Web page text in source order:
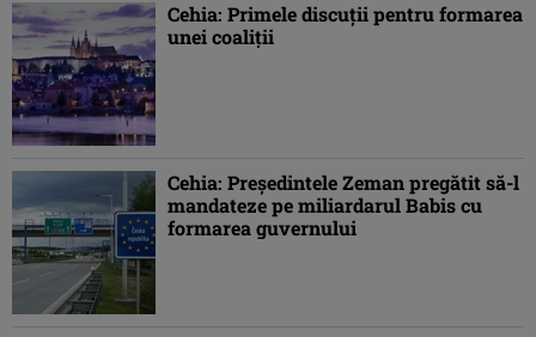
Cehia: Primele discuţii pentru formarea
unei coaliţii
Cehia: Preşedintele Zeman pregătit să-l
mandateze pe miliardarul Babis cu
formarea guvernului